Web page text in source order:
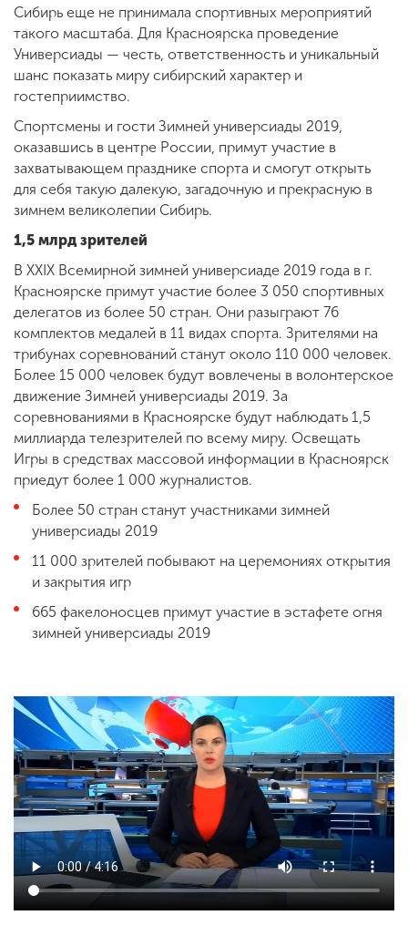
Сведения об
образовательной
организации
Приемная
+7 (831) 262-26-20
Сибирь еще не принимала спортивных мероприятий
такого масштаба. Для Красноярска проведение
Универсиады — честь, ответственность и уникальный
шанс показать миру сибирский характер и
гостеприимство.
Спортсмены и гости Зимней универсиады 2019,
оказавшись в центре России, примут участие в
захватывающем празднике спорта и смогут открыть
для себя такую далекую, загадочную и прекрасную в
зимнем великолепии Сибирь.
1,5 млрд зрителей
В XXIX Всемирной зимней универсиаде 2019 года в г.
Красноярске примут участие более 3 050 спортивных
делегатов из более 50 стран. Они разыграют 76
комплектов медалей в 11 видах спорта. Зрителями на
трибунах соревнований станут около 110 000 человек.
Более 15 000 человек будут вовлечены в волонтерское
движение Зимней универсиады 2019. За
соревнованиями в Красноярске будут наблюдать 1,5
миллиарда телезрителей по всему миру. Освещать
Игры в средствах массовой информации в Красноярск
приедут более 1 000 журналистов.
Более 50 стран станут участниками зимней
универсиады 2019
11 000 зрителей побывают на церемониях открытия
и закрытия игр
665 факелоносцев примут участие в эстафете огня
зимней универсиады 2019